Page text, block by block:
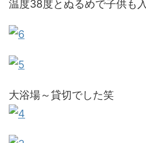
温度38度とぬるめで子供も
大浴場～貸切でした笑